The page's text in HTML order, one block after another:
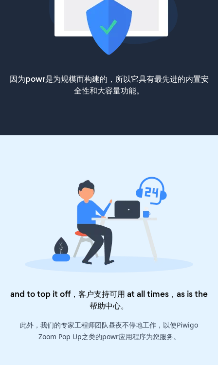
因为powr是为规模而构建的，所以它具有最先进的内置安
全性和大容量功能。
and to top it off，客户支持可用 at all times，as is the
帮助中心。
此外，我们的专家工程师团队昼夜不停地工作，以使Piwigo
Zoom Pop Up之类的powr应用程序为您服务。